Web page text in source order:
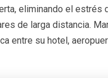
eliminando el estrés
de larga distancia.
entre su hotel,